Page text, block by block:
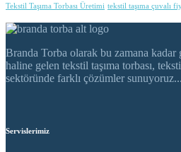
Tekstil Taşıma Torbası Üretimi tekstil taşıma çuvalı
Branda Torba olarak bu zamana kadar
haline gelen tekstil taşıma torbası,
sektöründe farklı çözümler sunuyoruz...
Servislerimiz